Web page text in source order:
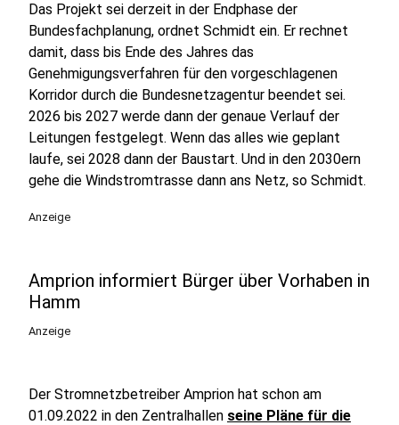
Das Projekt sei derzeit in der Endphase der
Bundesfachplanung, ordnet Schmidt ein. Er rechnet
damit, dass bis Ende des Jahres das
Genehmigungsverfahren für den vorgeschlagenen
Korridor durch die Bundesnetzagentur beendet sei.
2026 bis 2027 werde dann der genaue Verlauf der
Leitungen festgelegt. Wenn das alles wie geplant
laufe, sei 2028 dann der Baustart. Und in den 2030ern
gehe die Windstromtrasse dann ans Netz, so Schmidt.
Anzeige
Amprion informiert Bürger über Vorhaben in
Hamm
Anzeige
Der Stromnetzbetreiber Amprion hat schon am
01.09.2022 in den Zentralhallen seine Pläne für die